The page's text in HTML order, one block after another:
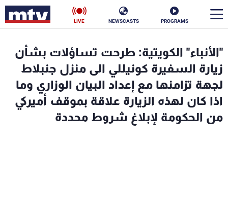
PROGRAMS
NEWSCASTS
LIVE
"الأنباء" الكويتية: طرحت تساؤلات بشأن
زيارة السفيرة كونيللي الى منزل جنبلاط
لجهة تزامنها مع إعداد البيان الوزاري وما
اذا كان لهذه الزيارة علاقة بموقف أميركي
من الحكومة لإبلاغ شروط محددة
الأخبار
سياسة ناس
إقتصاد فن